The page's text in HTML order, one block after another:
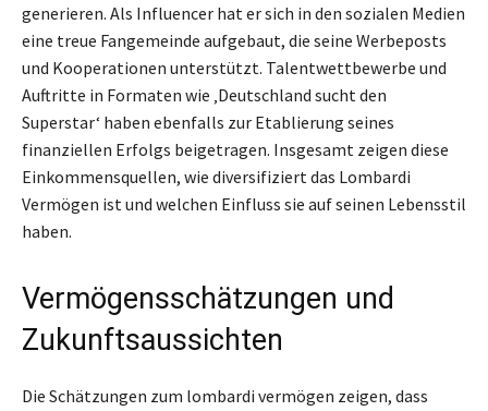
generieren. Als Influencer hat er sich in den sozialen Medien
eine treue Fangemeinde aufgebaut, die seine Werbeposts
und Kooperationen unterstützt. Talentwettbewerbe und
Auftritte in Formaten wie ‚Deutschland sucht den
Superstar‘ haben ebenfalls zur Etablierung seines
finanziellen Erfolgs beigetragen. Insgesamt zeigen diese
Einkommensquellen, wie diversifiziert das Lombardi
Vermögen ist und welchen Einfluss sie auf seinen Lebensstil
haben.
Vermögensschätzungen und
Zukunftsaussichten
Die Schätzungen zum lombardi vermögen zeigen, dass